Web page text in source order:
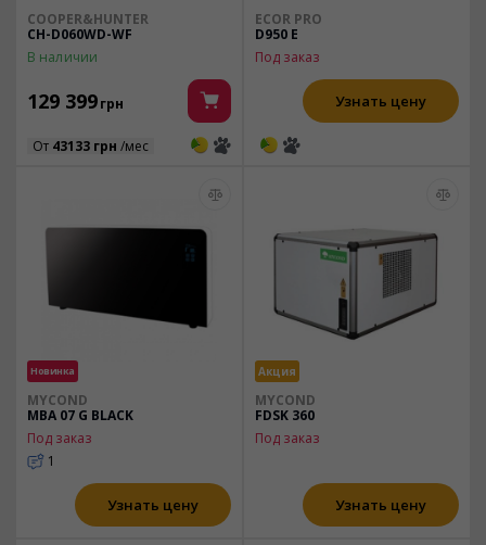
COOPER&HUNTER
CH-D060WD-WF
В наличии
129 399грн
От 43133 грн /мес 3 3
ECOR PRO
D950 E
Под заказ
Узнать цену
3 3
Новинка
MYCOND
MBA 07 G BLACK
Под заказ
1
Узнать цену
Акция
MYCOND
FDSK 360
Под заказ
Узнать цену